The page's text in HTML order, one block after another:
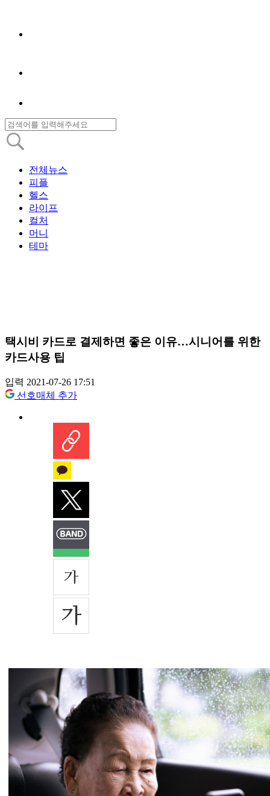
전체뉴스
피플
헬스
라이프
컬처
머니
테마
택시비 카드로 결제하면 좋은 이유…시니어를 위한
카드사용 팁
입력 2021-07-26 17:51
선호매체 추가